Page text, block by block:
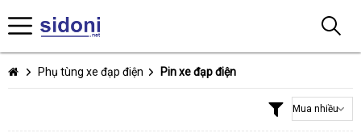
Phụ tùng xe đạp điện Pin xe đạp điện